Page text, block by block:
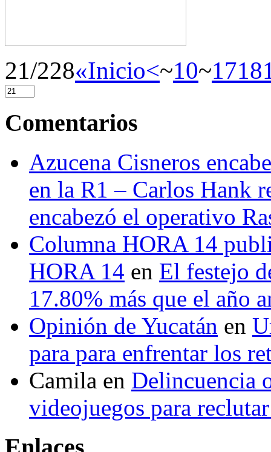
21/228«Inicio<~10~1718
Comentarios
Azucena Cisneros
en la R1 – Carlos Hank
encabezó el operativo
Columna HORA 14
HORA 14 en El festejo
17.80% más que el año
Opinión de Yucatán en
para para enfrentar los
Camila en Delincuencia
videojuegos para